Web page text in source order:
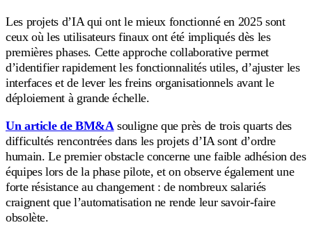
Les projets d’IA qui ont le mieux fonctionné en 2025 sont
ceux où les utilisateurs finaux ont été impliqués dès les
premières phases. Cette approche collaborative permet
d’identifier rapidement les fonctionnalités utiles, d’ajuster les
interfaces et de lever les freins organisationnels avant le
déploiement à grande échelle.
Un article de BM&A souligne que près de trois quarts des
difficultés rencontrées dans les projets d’IA sont d’ordre
humain. Le premier obstacle concerne une faible adhésion des
équipes lors de la phase pilote, et on observe également une
forte résistance au changement : de nombreux salariés
craignent que l’automatisation ne rende leur savoir-faire
obsolète.